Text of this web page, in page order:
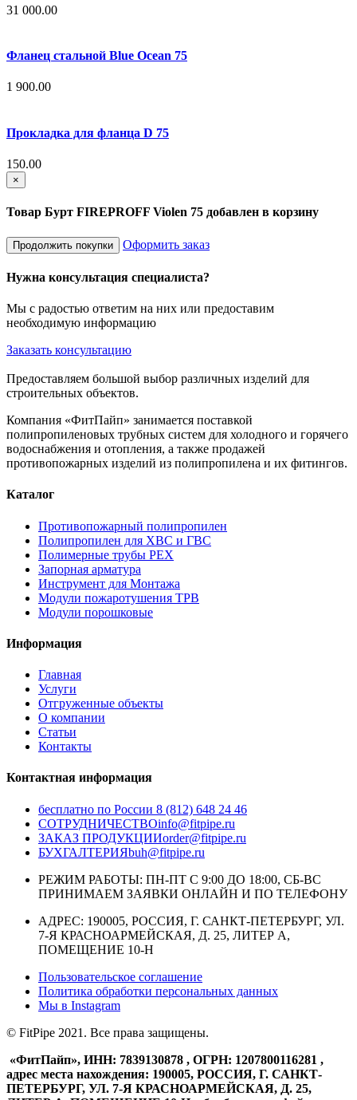
31 000.00
Фланец стальной Blue Ocean 75
1 900.00
Прокладка для фланца D 75
150.00
×
Товар Бурт FIREPROFF Violen 75 добавлен в корзину
Продолжить покупки Оформить заказ
Нужна консультация специалиста?
Мы с радостью ответим на них или предоставим
необходимую информацию
Заказать консультацию
Предоставляем большой выбор различных изделий для
строительных объектов.
Компания «ФитПайп» занимается поставкой
полипропиленовых трубных систем для холодного и горячего
водоснабжения и отопления, а также продажей
противопожарных изделий из полипропилена и их фитингов.
Каталог
Противопожарный полипропилен
Полипропилен для ХВС и ГВС
Полимерные трубы PEX
Запорная арматура
Инструмент для Монтажа
Модули пожаротушения ТРВ
Модули порошковые
Информация
Главная
Услуги
Отгруженные объекты
О компании
Статьи
Контакты
Контактная информация
бесплатно по России 8 (812) 648 24 46
СОТРУДНИЧЕСТВОinfo@fitpipe.ru
ЗАКАЗ ПРОДУКЦИИorder@fitpipe.ru
БУХГАЛТЕРИЯbuh@fitpipe.ru
РЕЖИМ РАБОТЫ: ПН-ПТ С 9:00 ДО 18:00, СБ-ВС
ПРИНИМАЕМ ЗАЯВКИ ОНЛАЙН И ПО ТЕЛЕФОНУ
АДРЕС: 190005, РОССИЯ, Г. САНКТ-ПЕТЕРБУРГ, УЛ.
7-Я КРАСНОАРМЕЙСКАЯ, Д. 25, ЛИТЕР А,
ПОМЕЩЕНИЕ 10-Н
Пользовательское соглашение
Политика обработки персональных данных
Мы в Instagram
© FitPipe 2021. Все права защищены.
«ФитПайп», ИНН: 7839130878 , ОГРН: 1207800116281 ,
адрес места нахождения: 190005, РОССИЯ, Г. САНКТ-
ПЕТЕРБУРГ, УЛ. 7-Я КРАСНОАРМЕЙСКАЯ, Д. 25,